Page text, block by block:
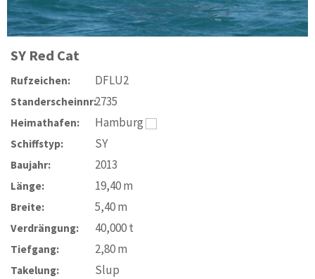
SY Red Cat
Rufzeichen: DFLU2
Standerscheinnr:2735
Heimathafen: Hamburg
Schiffstyp: SY
Baujahr: 2013
Länge: 19,40m
Breite: 5,40m
Verdrängung: 40,000t
Tiefgang: 2,80m
Takelung: Slup